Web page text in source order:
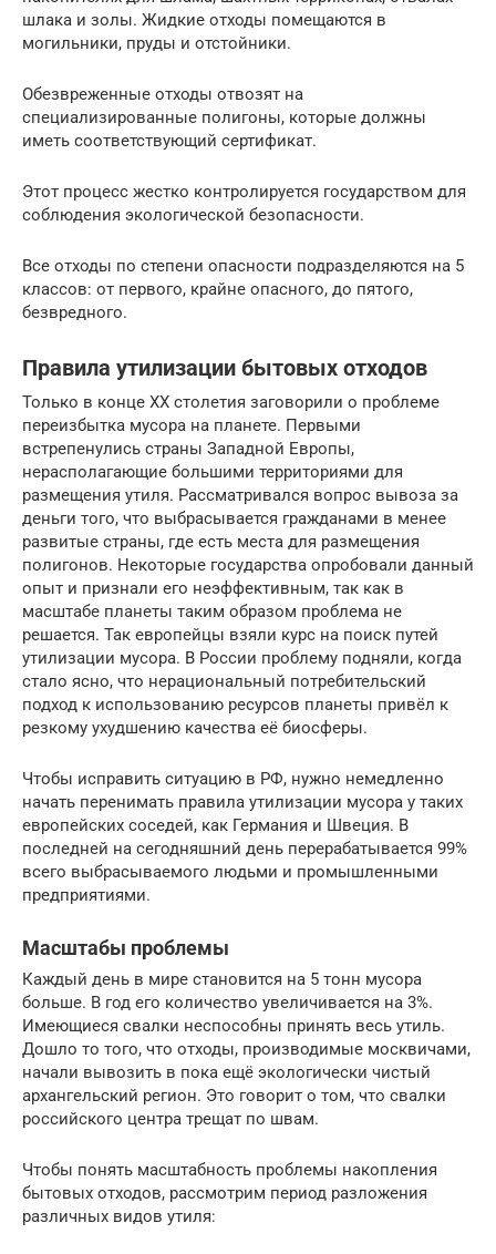
шлака и золы. Жидкие отходы помещаются в
могильники, пруды и отстойники.
Обезвреженные отходы отвозят на
специализированные полигоны, которые должны
иметь соответствующий сертификат.
Этот процесс жестко контролируется государством для
соблюдения экологической безопасности.
Все отходы по степени опасности подразделяются на 5
классов: от первого, крайне опасного, до пятого,
безвредного.
Правила утилизации бытовых отходов
Только в конце XX столетия заговорили о проблеме
переизбытка мусора на планете. Первыми
встрепенулись страны Западной Европы,
нерасполагающие большими территориями для
размещения утиля. Рассматривался вопрос вывоза за
деньги того, что выбрасывается гражданами в менее
развитые страны, где есть места для размещения
полигонов. Некоторые государства опробовали данный
опыт и признали его неэффективным, так как в
масштабе планеты таким образом проблема не
решается. Так европейцы взяли курс на поиск путей
утилизации мусора. В России проблему подняли, когда
стало ясно, что нерациональный потребительский
подход к использованию ресурсов планеты привёл к
резкому ухудшению качества её биосферы.
Чтобы исправить ситуацию в РФ, нужно немедленно
начать перенимать правила утилизации мусора у таких
европейских соседей, как Германия и Швеция. В
последней на сегодняшний день перерабатывается 99%
всего выбрасываемого людьми и промышленными
предприятиями.
Масштабы проблемы
Каждый день в мире становится на 5 тонн мусора
больше. В год его количество увеличивается на 3%.
Имеющиеся свалки неспособны принять весь утиль.
Дошло то того, что отходы, производимые москвичами,
начали вывозить в пока ещё экологически чистый
архангельский регион. Это говорит о том, что свалки
российского центра трещат по швам.
Чтобы понять масштабность проблемы накопления
бытовых отходов, рассмотрим период разложения
различных видов утиля: